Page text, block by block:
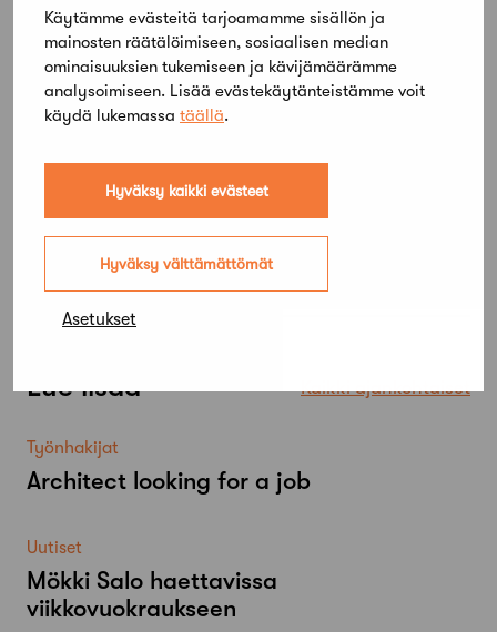
Käytämme evästeitä tarjoamamme sisällön ja
mainosten räätälöimiseen, sosiaalisen median
ominaisuuksien tukemiseen ja kävijämäärämme
analysoimiseen. Lisää evästekäytänteistämme voit
käydä lukemassa täällä.
Hyväksy kaikki evästeet
Hyväksy välttämättömät
Asetukset
Jaa artikkeli
Lue lisää Kaikki ajankohtaiset
Työnhakijat
Architect looking for a job
Uutiset
Mökki Salo haettavissa
viikkovuokraukseen